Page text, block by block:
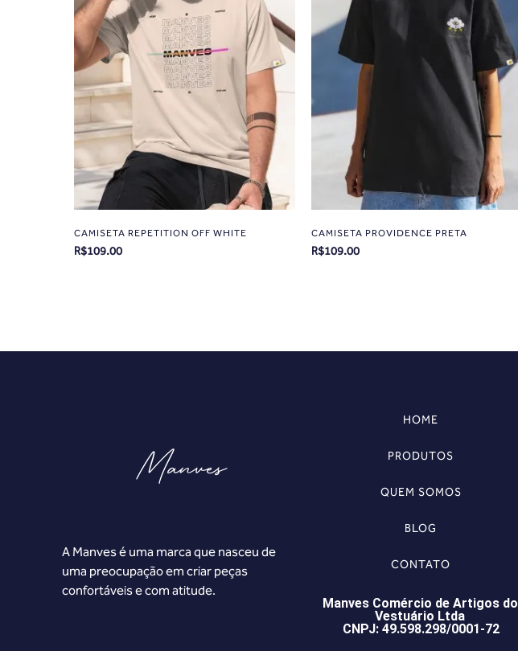
CAMISETA REPETITION OFF WHITE
R$109.00
CAMISETA PROVIDENCE PRETA
R$109.00
A Manves é uma marca que nasceu de
uma preocupação em criar peças
confortáveis e com atitude.
HOME
PRODUTOS
QUEM SOMOS
BLOG
CONTATO
Manves Comércio de Artigos do
Vestuário Ltda
CNPJ: 49.598.298/0001-72